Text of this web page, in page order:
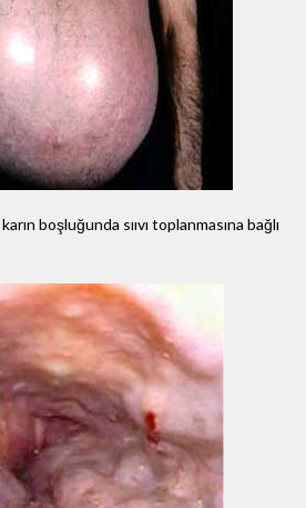
boşluğunda sııvı toplanmasına bağlı